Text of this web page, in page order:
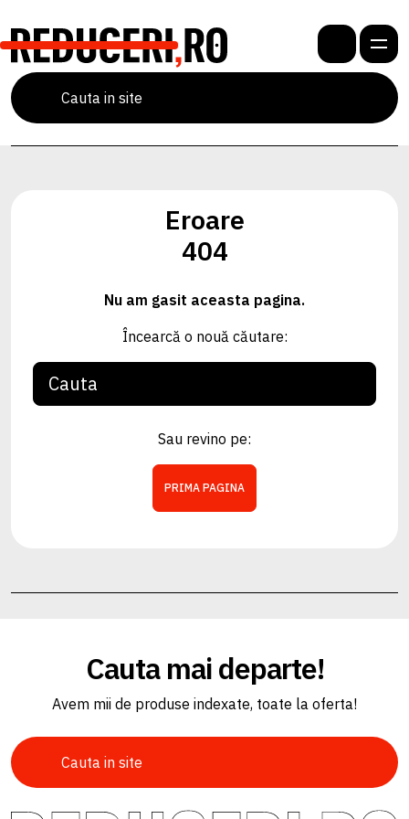
Eroare
404
Nu am gasit aceasta pagina.
Încearcă o nouă căutare:
Sau revino pe:
PRIMA PAGINA
Cauta mai departe!
Avem mii de produse indexate, toate la oferta!